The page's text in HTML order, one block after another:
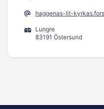
haggenas-lit-
Lungre
83191 Östersund